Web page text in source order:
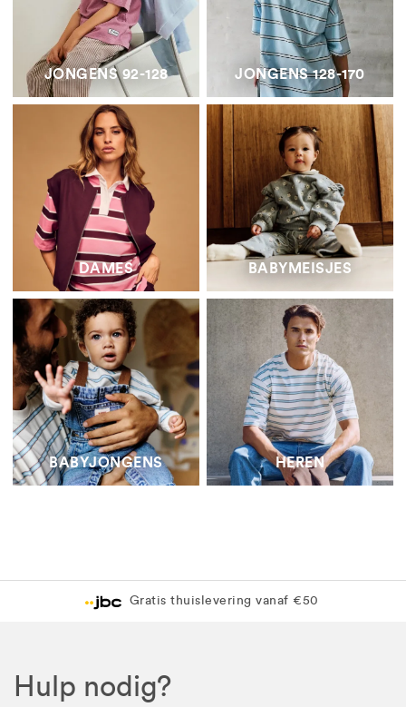
JONGENS 92-128 JONGENS 128-170
DAMES BABYMEISJES
BABYJONGENS HEREN
Gratis thuislevering vanaf €50
Hulp nodig?